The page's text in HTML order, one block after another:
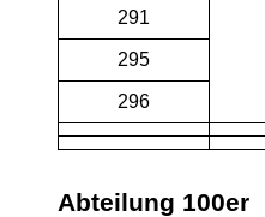
291
295
296
Abteilung 100er